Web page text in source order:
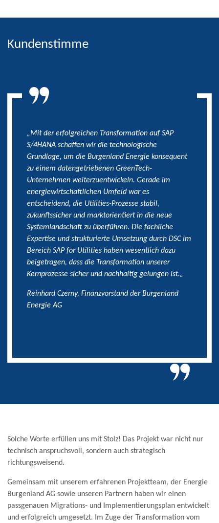
Kundenstimme
„Mit der erfolgreichen Transformation auf SAP
S/4HANA schaffen wir die technologische
Grundlage, um die Burgenland Energie konsequent
zu einem datengetriebenen GreenTech-
Unternehmen weiterzuentwickeln. Gerade im
energiewirtschaftlichen Umfeld war es
entscheidend, die Utilities-Prozesse stabil,
zukunftssicher und marktorientiert in die neue
Systemlandschaft zu überführen. Die fachliche
Expertise und strukturierte Umsetzung durch DSC im
Bereich SAP for Utilities haben wesentlich dazu
beigetragen, dass die Transformation unserer
Kernprozesse sicher und nachhaltig gelungen ist.„
Reinhard Czerny, Finanzvorstand der Burgenland
Energie AG
Solche Worte erfüllen uns mit Stolz! Das Projekt war nicht nur
technisch anspruchsvoll, sondern auch strategisch
richtungsweisend.
Gemeinsam mit unserem erfahrenen Projektteam, der Energie
Burgenland AG sowie unseren Partnern haben wir einen
passgenauen Migrations- und Implementierungsplan entwickelt
und erfolgreich umgesetzt. Im Zuge der Transformation vom